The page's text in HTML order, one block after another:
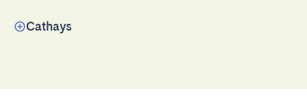
Cathays